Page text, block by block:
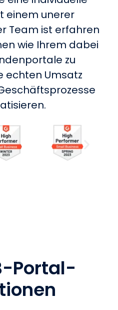
einem unerer
Team ist erfahren
wie Ihrem dabei
zu
echten Umsatz
Portal-